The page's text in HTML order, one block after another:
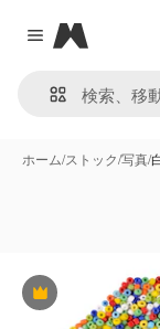
Close menu
Magnific
ホーム/ストック/写真/
Premium